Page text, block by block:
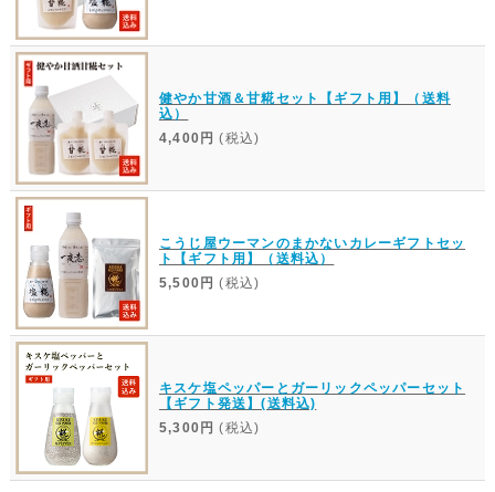
健やか甘酒＆甘糀セット【ギフト用】（送料
込）
4,400円 (税込)
こうじ屋ウーマンのまかないカレーギフトセッ
ト【ギフト用】（送料込）
5,500円 (税込)
キスケ塩ペッパーとガーリックペッパーセット
【ギフト発送】(送料込)
5,300円 (税込)